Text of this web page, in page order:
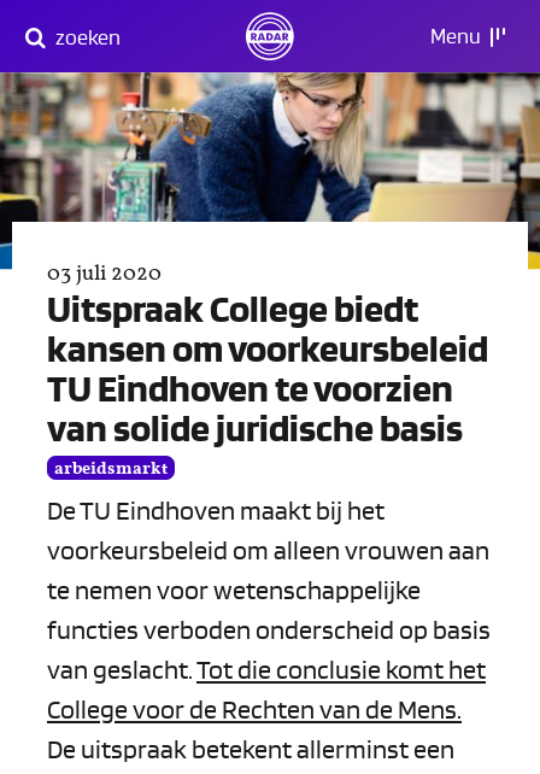
naar
content
zoeken Menu
03 juli 2020
Uitspraak College biedt
kansen om voorkeursbeleid
TU Eindhoven te voorzien
van solide juridische basis
arbeidsmarkt
De TU Eindhoven maakt bij het
voorkeursbeleid om alleen vrouwen aan
te nemen voor wetenschappelijke
functies verboden onderscheid op basis
van geslacht.Tot die conclusie komt het
College voor de Rechten van de Mens.
De uitspraak betekent allerminst een